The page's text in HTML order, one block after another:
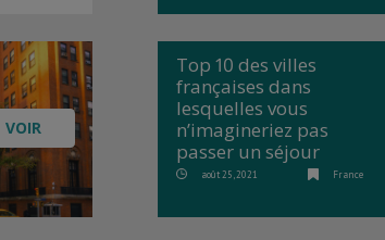
VOIR
Top 10 des villes
françaises dans
lesquelles vous
n’imagineriez pas
passer un séjour
août 25, 2021 France